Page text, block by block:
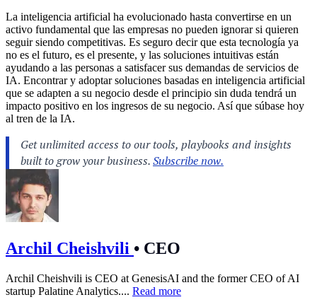
La inteligencia artificial ha evolucionado hasta convertirse en un
activo fundamental que las empresas no pueden ignorar si quieren
seguir siendo competitivas. Es seguro decir que esta tecnología ya
no es el futuro, es el presente, y las soluciones intuitivas están
ayudando a las personas a satisfacer sus demandas de servicios de
IA. Encontrar y adoptar soluciones basadas en inteligencia artificial
que se adapten a su negocio desde el principio sin duda tendrá un
impacto positivo en los ingresos de su negocio. Así que súbase hoy
al tren de la IA.
Archil Cheishvili • CEO
Archil Cheishvili is CEO at GenesisAI and the former CEO of AI
startup Palatine Analytics.... Read more